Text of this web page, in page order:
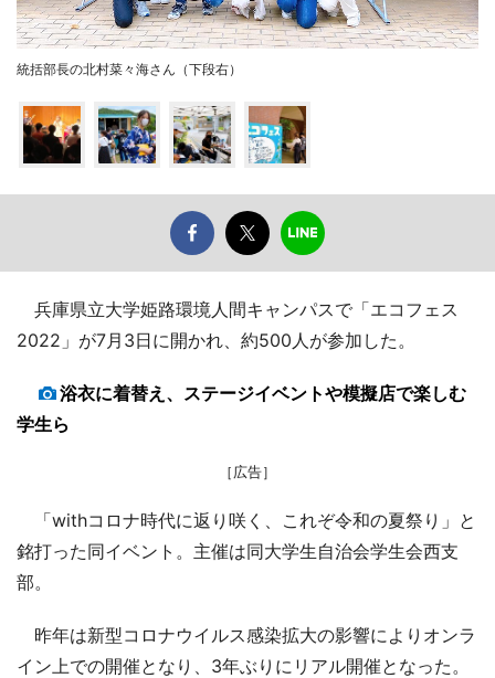
統括部長の北村菜々海さん（下段右）
兵庫県立大学姫路環境人間キャンパスで「エコフェス
2022」が7月3日に開かれ、約500人が参加した。
浴衣に着替え、ステージイベントや模擬店で楽しむ
学生ら
［広告］
「withコロナ時代に返り咲く、これぞ令和の夏祭り」と
銘打った同イベント。主催は同大学生自治会学生会西支
部。
昨年は新型コロナウイルス感染拡大の影響によりオンラ
イン上での開催となり、3年ぶりにリアル開催となった。